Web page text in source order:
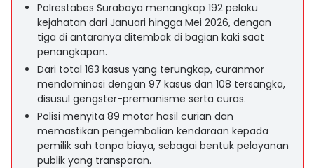
Polrestabes Surabaya menangkap 192 pelaku
kejahatan dari Januari hingga Mei 2026, dengan
tiga di antaranya ditembak di bagian kaki saat
penangkapan.
Dari total 163 kasus yang terungkap, curanmor
mendominasi dengan 97 kasus dan 108 tersangka,
disusul gengster-premanisme serta curas.
Polisi menyita 89 motor hasil curian dan
memastikan pengembalian kendaraan kepada
pemilik sah tanpa biaya, sebagai bentuk pelayanan
publik yang transparan.